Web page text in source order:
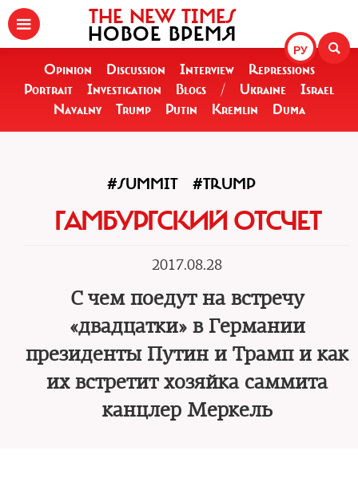
РУ
THE NEW TIMES
НОВОЕ ВРЕМЯ
Opinion Discussion Interview
Repressions
Portrait
Investigation Blogs / Ukraine
Israel
Navalny
Trump Putin Kremlin Duma
#SUMMIT #TRUMP
ГАМБУРГСКИЙ ОТСЧЕТ
2017.08.28
С чем поедут на встречу
«двадцатки» в Германии
президенты Путин и Трамп и как
их встретит хозяйка саммита
канцлер Меркель